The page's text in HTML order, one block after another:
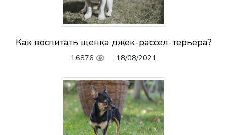
Как воспитать щенка джек-рассел-терьера?
16876 18/08/2021